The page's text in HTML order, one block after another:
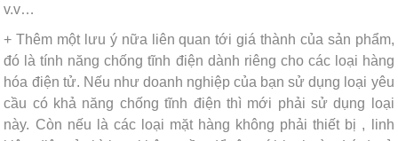
v.v…
+ Thêm một lưu ý nữa liên quan tới giá thành của sản phẩm,
đó là tính năng chống tĩnh điện dành riêng cho các loại hàng
hóa điện tử. Nếu như doanh nghiệp của bạn sử dụng loại yêu
cầu có khả năng chống tĩnh điện thì mới phải sử dụng loại
này. Còn nếu là các loại mặt hàng không phải thiết bị , linh